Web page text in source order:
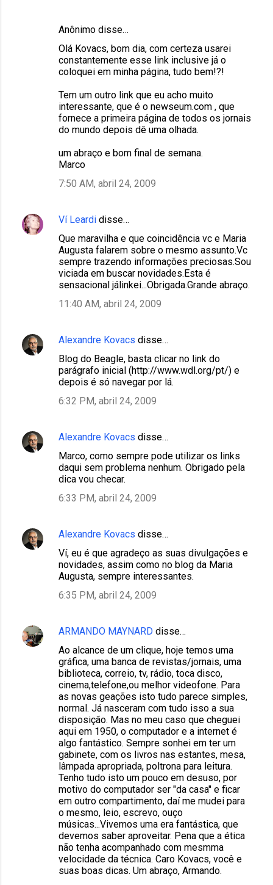
Anônimo disse…
Olá Kovacs, bom dia, com certeza usarei
constantemente esse link inclusive já o
coloquei em minha página, tudo bem!?!
Tem um outro link que eu acho muito
interessante, que é o newseum.com , que
fornece a primeira página de todos os jornais
do mundo depois dê uma olhada.
um abraço e bom final de semana.
Marco
7:50 AM, abril 24, 2009
Ví Leardi disse…
Que maravilha e que coincidência vc e Maria
Augusta falarem sobre o mesmo assunto.Vc
sempre trazendo informações preciosas.Sou
viciada em buscar novidades.Esta é
sensacional jálinkei...Obrigada.Grande abraço.
11:40 AM, abril 24, 2009
Alexandre Kovacs disse…
Blog do Beagle, basta clicar no link do
parágrafo inicial (http://www.wdl.org/pt/) e
depois é só navegar por lá.
6:32 PM, abril 24, 2009
Alexandre Kovacs disse…
Marco, como sempre pode utilizar os links
daqui sem problema nenhum. Obrigado pela
dica vou checar.
6:33 PM, abril 24, 2009
Alexandre Kovacs disse…
Ví, eu é que agradeço as suas divulgações e
novidades, assim como no blog da Maria
Augusta, sempre interessantes.
6:35 PM, abril 24, 2009
ARMANDO MAYNARD disse…
Ao alcance de um clique, hoje temos uma
gráfica, uma banca de revistas/jornais, uma
biblioteca, correio, tv, rádio, toca disco,
cinema,telefone,ou melhor videofone. Para
as novas geações isto tudo parece simples,
normal. Já nasceram com tudo isso a sua
disposição. Mas no meu caso que cheguei
aqui em 1950, o computador e a internet é
algo fantástico. Sempre sonhei em ter um
gabinete, com os livros nas estantes, mesa,
lâmpada apropriada, poltrona para leitura.
Tenho tudo isto um pouco em desuso, por
motivo do computador ser "da casa" e ficar
em outro compartimento, daí me mudei para
o mesmo, leio, escrevo, ouço
músicas...Vivemos uma era fantástica, que
devemos saber aproveitar. Pena que a ética
não tenha acompanhado com mesmma
velocidade da técnica. Caro Kovacs, você e
suas boas dicas. Um abraço, Armando.